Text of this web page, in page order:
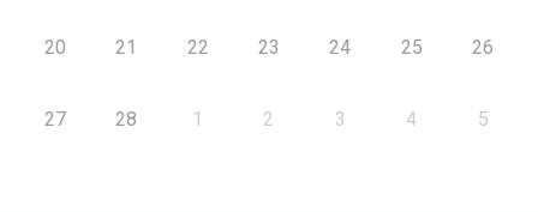
20 21 22 23 24 25 26
27 28 1 2 3 4 5